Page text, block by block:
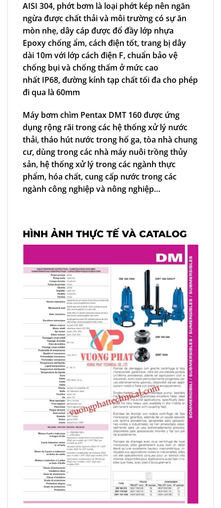
AISI 304, phớt bơm là loại phớt kép nên ngăn
ngừa được chất thải và môi trường có sự ăn
mòn nhẹ, dây cáp được đổ đầy lớp nhựa
Epoxy chống ẩm, cách điện tốt, trang bị dây
dài 10m với lớp cách điện F, chuẩn bảo vệ
chống bụi và chống thấm ở mức cao
nhất IP68,đường kính tạp chất tối đa cho phép
đi qua là 60mm
Máy bơm chìm Pentax DMT 160 được ứng
dụng rộng rãi trong các hệ thống xử lý nước
thải, tháo hút nước trong hố ga, tòa nhà chung
cư, dùng trong các nhà máy nuôi trồng thủy
sản, hệ thống xử lý trong các ngành thực
phẩm, hóa chất, cung cấp nước trong các
ngành công nghiệp và nông nghiệp…
HÌNH ẢNH THỰC TẾ VÀ CATALOG